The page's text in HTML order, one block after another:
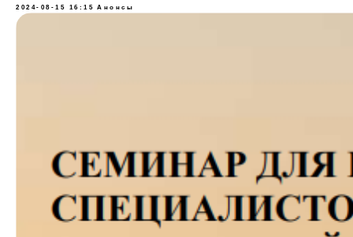
2024-08-15 16:15 Анонсы